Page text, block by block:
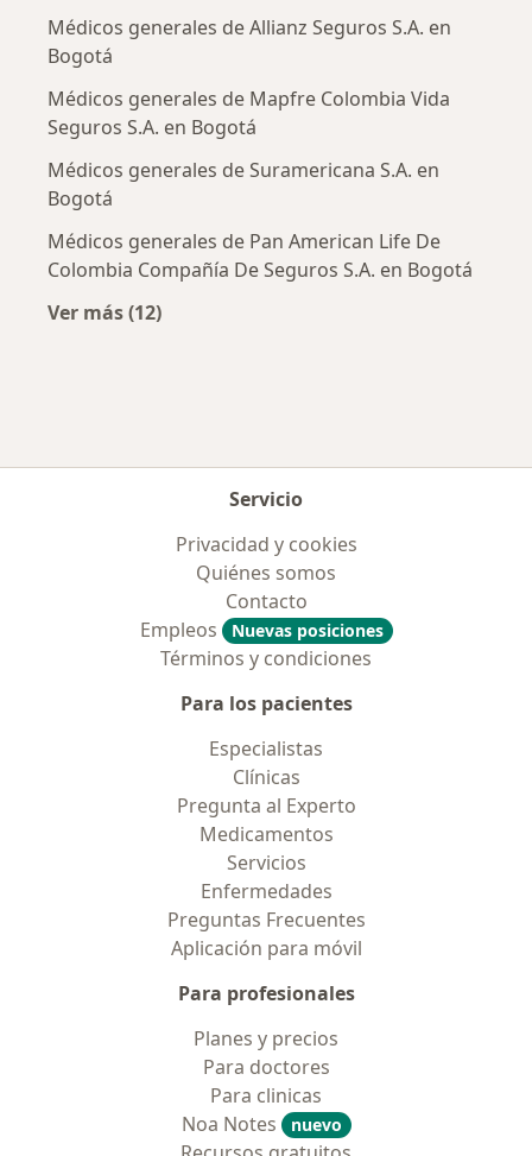
Médicos generales de Allianz Seguros S.A. en
Bogotá
Médicos generales de Mapfre Colombia Vida
Seguros S.A. en Bogotá
Médicos generales de Suramericana S.A. en
Bogotá
Médicos generales de Pan American Life De
Colombia Compañía De Seguros S.A. en Bogotá
Ver más (12)
Servicio
Privacidad y cookies
Quiénes somos
Contacto
Empleos
Nuevas posiciones
Términos y condiciones
Para los pacientes
Especialistas
Clínicas
Pregunta al Experto
Medicamentos
Servicios
Enfermedades
Preguntas Frecuentes
Aplicación para móvil
Para profesionales
Planes y precios
Para doctores
Para clinicas
Noa Notes
nuevo